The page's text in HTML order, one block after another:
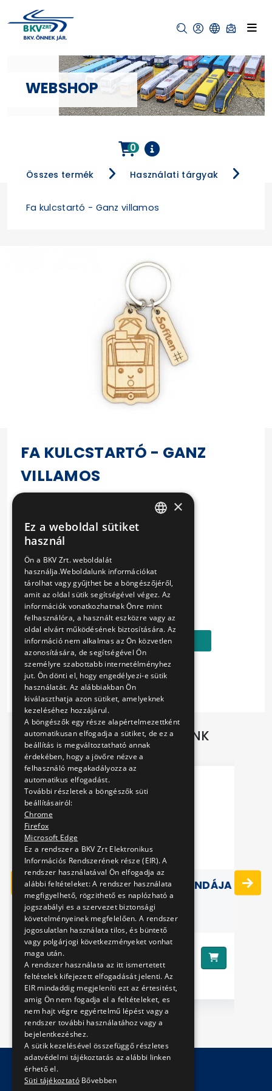
WEBSHOP
Összes termék Használati tárgyak
Fa kulcstartó - Ganz villamos
0
FA KULCSTARTÓ - GANZ
VILLAMOS
Gravírozott, hátoldalán BKV Zrt. logóval
Mérete: kb. 32 x 55 x 3 mm
Ár:
1690 Ft
Kosárba
TOVÁBBI AJÁNLATAINK
A ZAPUMAI VARÁZSLÓ LEGENDÁJA
Ár:
×
Ez a weboldal sütiket
használ
Ön a BKV Zrt. weboldalát
használja.Weboldalunk információkat
tárolhat vagy gyűjthet be a böngészőjéről,
amit az oldal sütik segítségével végez. Az
információk vonatkozhatnak Önre mint
felhasználóra, a használt eszközre vagy az
oldal elvárt működésének biztosítására. Az
információ nem alkalmas az Ön közvetlen
azonosítására, de segítségével Ön
személyre szabottabb internetélményhez
jut. Ön dönti el, hogy engedélyezi-e sütik
használatát. Az alábbiakban Ön
kiválaszthatja azon sütiket, amelyeknek
kezeléséhez hozzájárul.
A böngészők egy része alapértelmezettként
automatikusan elfogadja a sütiket, de ez a
beállítás is megváltoztatható annak
érdekében, hogy a jövőre nézve a
felhasználó megakadályozza az
automatikus elfogadást.
További részletek a böngészők süti
beállításairól:
Chrome
Firefox
Microsoft Edge
Ez a rendszer a BKV Zrt Elektronikus
Információs Rendszerének része (EIR). A
rendszer használatával Ön elfogadja az
alábbi feltételeket: A rendszer használata
megfigyelhető, rögzithető es naplózható a
jogszabályi es a szervezet biztonsági
követelményeinek megfelelően. A rendszer
jogosulatlan használata tilos, és büntető
vagy polgárjogi következményeket vonhat
maga után.
A rendszer használata az itt ismertetett
feltételek kifejezett elfogadását jelenti. Az
EIR mindaddig megjeleníti ezt az értesitést,
amig Ön nem fogadja el a feltételeket, es
nem hajt végre egyértelmű lépést vagy a
rendszer további használatához vagy a
bejelentkezéshez.
A sütik kezelésével összefüggő részletes
adatvédelmi tájékoztatás az alábbi linken
érhető el.
Süti tájékoztató Bővebben